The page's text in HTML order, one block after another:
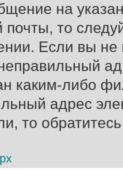
на
почты, то
Если вы
каким-либо
адрес
то